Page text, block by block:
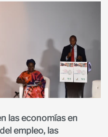
las economías en
empleo, las